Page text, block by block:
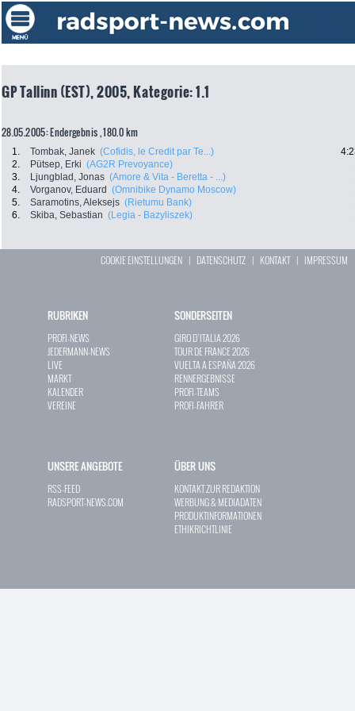
GP Tallinn (EST), 2005, Kategorie: 1.1
28.05.2005: Endergebnis , 180.0 km
1. Tombak, Janek (Cofidis, le Credit par Te...)
2.
Pütsep, Erki (AG2R Prevoyance)
3.
Ljungblad, Jonas (Amore & Vita - Beretta - ...)
4.
Vorganov, Eduard (Omnibike Dynamo Moscow)
5.
Saramotins, Aleksejs (Rietumu Bank)
6.
Skiba, Sebastian (Legia - Bazyliszek)
COOKIE EINSTELLUNGEN | DATENSCHUTZ | KONTAKT| IMPRESSUM
RUBRIKEN
PROFI-NEWS
JEDERMANN-NEWS
LIVE
MARKT
KALENDER
VEREINE
SONDERSEITEN
GIRO D`ITALIA 2026
TOUR DE FRANCE 2026
VUELTA A ESPAÑA 2026
RENNERGEBNISSE
PROFI-TEAMS
PROFI-FAHRER
UNSERE ANGEBOTE
RSS-FEED
RADSPORT-NEWS.COM
ÜBER UNS
KONTAKT ZUR REDAKTION
WERBUNG & MEDIADATEN
PRODUKTINFORMATIONEN
ETHIKRICHTLINIE